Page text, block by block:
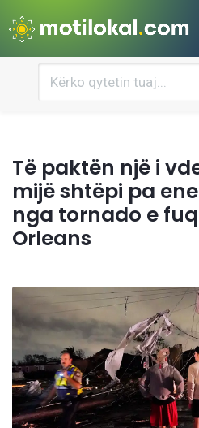
Të paktën një i
mijë shtëpi pa
nga tornado e
Orleans